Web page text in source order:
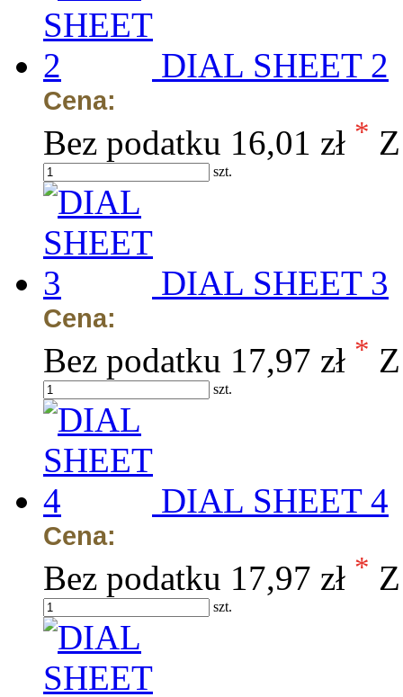
DIAL SHEET 2
Cena:
Bez podatku 16,01 zł *
szt.
DIAL SHEET 3
Cena:
Bez podatku 17,97 zł *
szt.
DIAL SHEET 4
Cena:
Bez podatku 17,97 zł *
szt.